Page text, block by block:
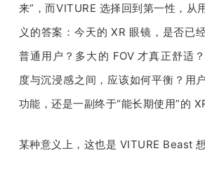
搞
机
来” ，而VITURE 选择回到第一性，从
义的答案：今天的 XR 眼镜，是否已
普通用户？多大的 FOV 才真正舒适
度与沉浸感之间，应该如何平衡？用
功能，还是一副终于“能长期使用”的
某种意义上，这也是 VITURE Beast